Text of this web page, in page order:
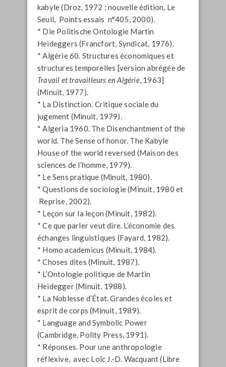
kabyle (Droz, 1972 ; nouvelle édition, Le
Seuil, Points essais n°405, 2000).
* Die Politische Ontologie Martin
Heideggers (Francfort, Syndicat, 1976).
* Algérie 60. Structures économiques et
structures temporelles [version abrégée de
Travail et travailleurs en Algérie, 1963]
(Minuit, 1977).
* La Distinction. Critique sociale du
jugement (Minuit, 1979).
* Algeria 1960. The Disenchantment of the
world. The Sense of honor. The Kabyle
House of the world reversed (Maison des
sciences de l’homme, 1979).
* Le Sens pratique (Minuit, 1980).
* Questions de sociologie (Minuit, 1980 et
Reprise, 2002).
* Leçon sur la leçon (Minuit, 1982).
* Ce que parler veut dire. L’économie des
échanges linguistiques (Fayard, 1982).
* Homo academicus (Minuit, 1984).
* Choses dites (Minuit, 1987).
* L’Ontologie politique de Martin
Heidegger (Minuit, 1988).
* La Noblesse d’État. Grandes écoles et
esprit de corps (Minuit, 1989).
* Language and Symbolic Power
(Cambridge, Polity Press, 1991).
* Réponses. Pour une anthropologie
réflexive, avec Loïc J.-D. Wacquant (Libre